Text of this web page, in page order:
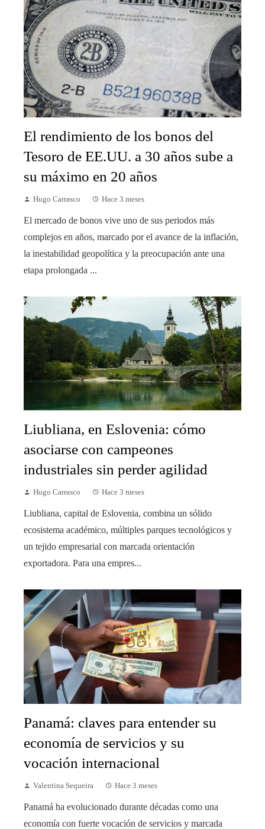
El rendimiento de los bonos del
Tesoro de EE.UU. a 30 años sube a
su máximo en 20 años
Hugo Carrasco Hace 3 meses
El mercado de bonos vive uno de sus periodos más
complejos en años, marcado por el avance de la inflación,
la inestabilidad geopolítica y la preocupación ante una
etapa prolongada ...
Liubliana, en Eslovenia: cómo
asociarse con campeones
industriales sin perder agilidad
Hugo Carrasco Hace 3 meses
Liubliana, capital de Eslovenia, combina un sólido
ecosistema académico, múltiples parques tecnológicos y
un tejido empresarial con marcada orientación
exportadora. Para una empres...
Panamá: claves para entender su
economía de servicios y su
vocación internacional
Valentina Sequeira Hace 3 meses
Panamá ha evolucionado durante décadas como una
economía con fuerte vocación de servicios y marcada